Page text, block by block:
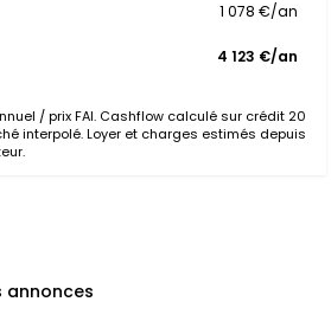
1 078 €/an
4 123 €/an
/ prix FAI. Cashflow calculé sur crédit 20
interpolé. Loyer et charges estimés depuis
annonces